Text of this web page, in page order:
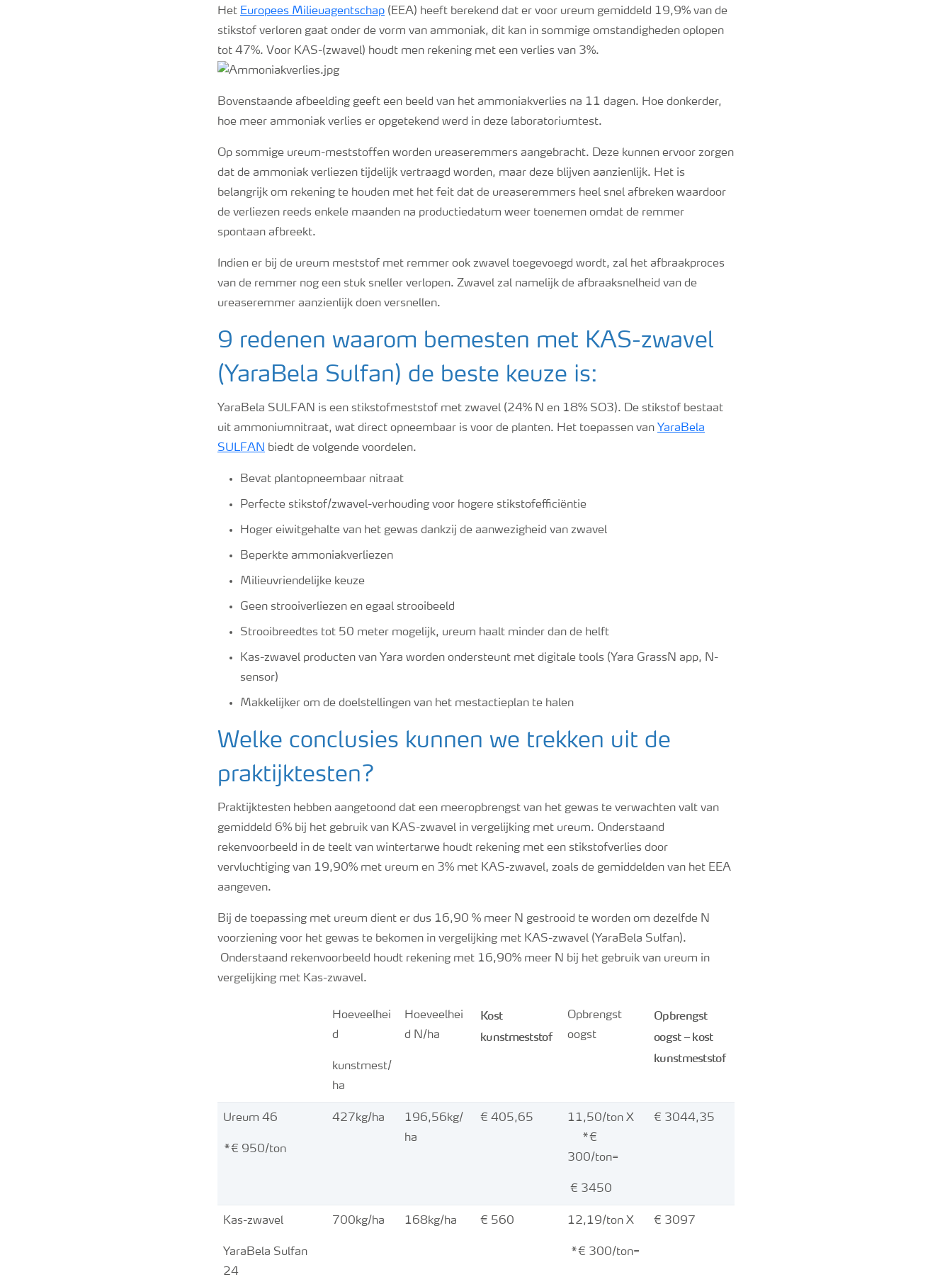
Het Europees Milieuagentschap (EEA) heeft berekend dat er voor ureum gemiddeld 19,9% van de
stikstof verloren gaat onder de vorm van ammoniak, dit kan in sommige omstandigheden oplopen
tot 47%. Voor KAS-(zwavel) houdt men rekening met een verlies van 3%.
Bovenstaande afbeelding geeft een beeld van het ammoniakverlies na 11 dagen. Hoe donkerder,
hoe meer ammoniak verlies er opgetekend werd in deze laboratoriumtest.
Op sommige ureum-meststoffen worden ureaseremmers aangebracht. Deze kunnen ervoor zorgen
dat de ammoniak verliezen tijdelijk vertraagd worden, maar deze blijven aanzienlijk. Het is
belangrijk om rekening te houden met het feit dat de ureaseremmers heel snel afbreken waardoor
de verliezen reeds enkele maanden na productiedatum weer toenemen omdat de remmer
spontaan afbreekt.
Indien er bij de ureum meststof met remmer ook zwavel toegevoegd wordt, zal het afbraakproces
van de remmer nog een stuk sneller verlopen. Zwavel zal namelijk de afbraaksnelheid van de
ureaseremmer aanzienlijk doen versnellen.
9 redenen waarom bemesten met KAS-zwavel
(YaraBela Sulfan) de beste keuze is:
YaraBela SULFAN is een stikstofmeststof met zwavel (24% N en 18% SO3). De stikstof bestaat
uit ammoniumnitraat, wat direct opneembaar is voor de planten. Het toepassen van YaraBela
SULFAN biedt de volgende voordelen.
Bevat plantopneembaar nitraat
Perfecte stikstof/zwavel-verhouding voor hogere stikstofefficiëntie
Hoger eiwitgehalte van het gewas dankzij de aanwezigheid van zwavel
Beperkte ammoniakverliezen
Milieuvriendelijke keuze
Geen strooiverliezen en egaal strooibeeld
Strooibreedtes tot 50 meter mogelijk, ureum haalt minder dan de helft
Kas-zwavel producten van Yara worden ondersteunt met digitale tools (Yara GrassN app, N-
sensor)
Makkelijker om de doelstellingen van het mestactieplan te halen
Welke conclusies kunnen we trekken uit de
praktijktesten?
Praktijktesten hebben aangetoond dat een meeropbrengst van het gewas te verwachten valt van
gemiddeld 6% bij het gebruik van KAS-zwavel in vergelijking met ureum. Onderstaand
rekenvoorbeeld in de teelt van wintertarwe houdt rekening met een stikstofverlies door
vervluchtiging van 19,90% met ureum en 3% met KAS-zwavel, zoals de gemiddelden van het EEA
aangeven.
Bij de toepassing met ureum dient er dus 16,90 % meer N gestrooid te worden om dezelfde N
voorziening voor het gewas te bekomen in vergelijking met KAS-zwavel (YaraBela Sulfan).
Onderstaand rekenvoorbeeld houdt rekening met 16,90% meer N bij het gebruik van ureum in
vergelijking met Kas-zwavel.
Hoeveelhei
d
kunstmest/
ha
Hoeveelhei
d N/ha
Kost
kunstmeststof
Opbrengst
oogst
Opbrengst
oogst – kost
kunstmeststof
Ureum 46
*€ 950/ton
427kg/ha
196,56kg/
ha
€ 405,65
11,50/ton X
*€
300/ton=
€ 3450
€ 3044,35
Kas-zwavel
YaraBela Sulfan
24
700kg/ha 168kg/ha € 560 12,19/ton X
*€ 300/ton=
€ 3097